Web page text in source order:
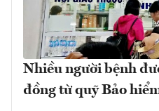
Nhiều người bệnh
đồng từ quỹ Bảo